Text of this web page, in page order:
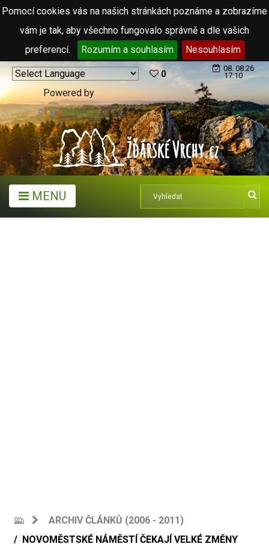
Pomocí cookies vás na našich stránkách poznáme a zobrazíme
vám je tak, aby všechno fungovalo správně a dle vašich
preferencí.
Rozumím a souhlasím Nesouhlasím
Powered by
Translate
0
08. 08.26
17:10
MENU
ARCHIV ČLÁNKŮ (2006 - 2011)
NOVOMĚSTSKÉ NÁMĚSTÍ ČEKAJÍ VELKÉ ZMĚNY